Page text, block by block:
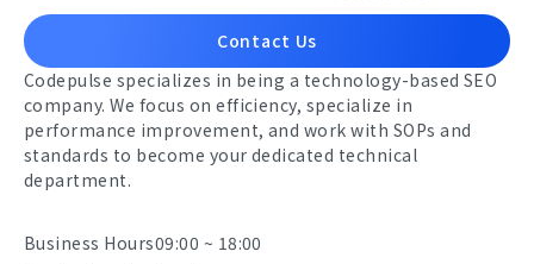
Contact Us
Codepulse specializes in being a technology-based SEO
company. We focus on efficiency, specialize in
performance improvement, and work with SOPs and
standards to become your dedicated technical
department.
Business Hours09:00 ~ 18:00